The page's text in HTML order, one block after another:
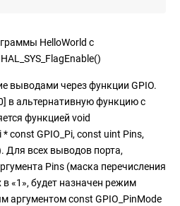
HelloWorld с
выводами через функции GPIO.
в альтернативную функцию с
функцией void
* const GPIO_Pi, const uint Pins,
Для всех выводов порта,
Pins (маска перечисления
«1», будет назначен режим
аргументом const GPIO_PinMode